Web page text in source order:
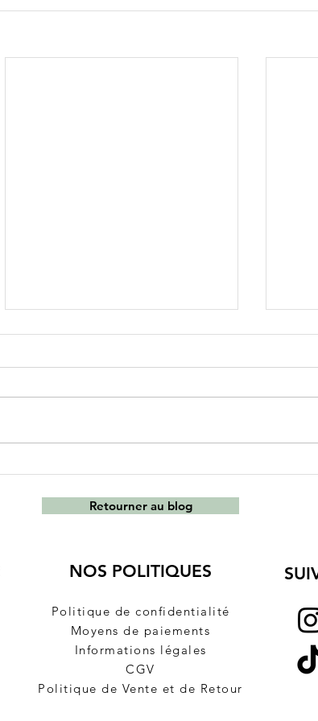
Communion? Une robe de
Retourner au blog
NOS POLITIQUES
Politique de confidentialité
Moyens de paiements
Informations légales
CGV
Politique de Vente et de Retour